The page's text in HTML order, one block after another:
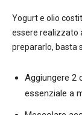
Yogurt e olio
essere realizzato
prepararlo, basta
Aggiungere 2
essenziale a